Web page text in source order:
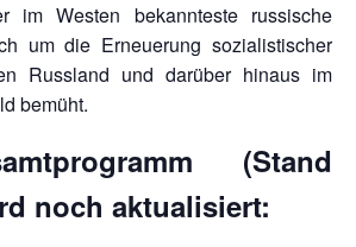
im Westen bekannteste russische
um die Erneuerung sozialistischer
Russland und darüber hinaus im
bemüht.
(Stand
noch aktualisiert: